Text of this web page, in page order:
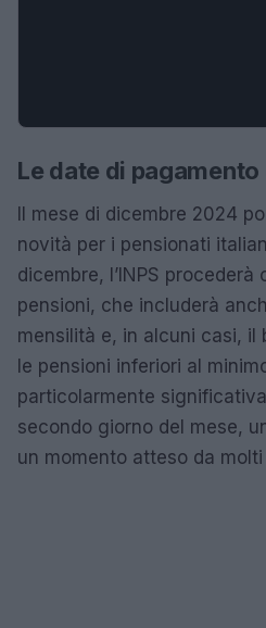
Le date di
Il mese di dicembre 2024
novità per i pensionati
dicembre, l’INPS procederà
pensioni, che includerà
mensilità e, in alcuni casi, il
le pensioni inferiori al
particolarmente
secondo giorno del mese,
un momento atteso da